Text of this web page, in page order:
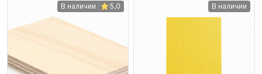
В наличии 5,0 В наличии